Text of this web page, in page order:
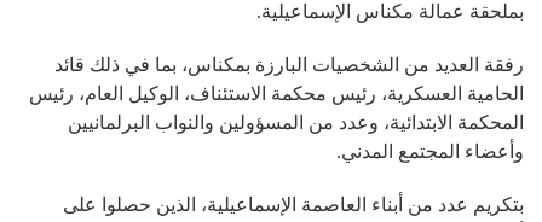
بملحقة عمالة مكناس الإسماعيلية.
رفقة العديد من الشخصيات البارزة بمكناس، بما في ذلك قائد
الحامية العسكرية، رئيس محكمة الاستئناف، الوكيل العام، رئيس
المحكمة الابتدائية، وعدد من المسؤولين والنواب البرلمانيين
وأعضاء المجتمع المدني.
بتكريم عدد من أبناء العاصمة الإسماعيلية، الذين حصلوا على